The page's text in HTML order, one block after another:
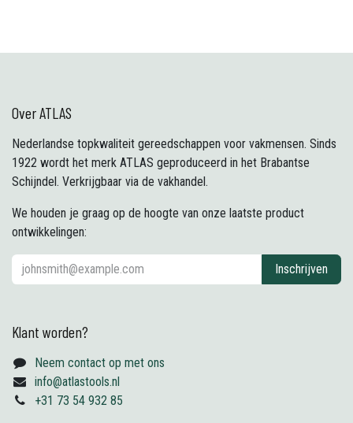
Over ATLAS
Nederlandse topkwaliteit gereedschappen voor vakmensen. Sinds
1922 wordt het merk ATLAS geproduceerd in het Brabantse
Schijndel. Verkrijgbaar via de vakhandel.
We houden je graag op de hoogte van onze laatste product
ontwikkelingen:
Inschrijven
Klant worden?
Neem contact op met ons
info@atlastools.nl
+31 73 54 932 85